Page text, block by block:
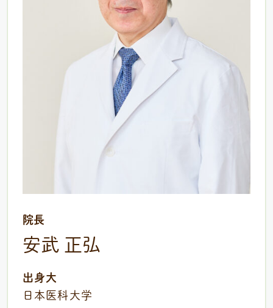
院長
安武 正弘
出身大
日本医科大学